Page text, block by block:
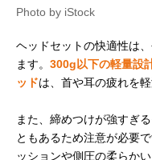
Photo by iStock
ヘッドセットの快適性は
ます。 300g以下の軽量設
ッドは、首や耳の疲れを軽
また、締めつけが強すぎ
ともあるため注意が必要
ッションや側圧の柔らか